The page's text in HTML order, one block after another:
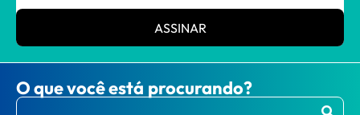
ASSINAR
O que você está procurando?